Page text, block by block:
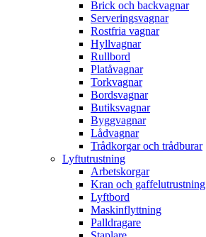
Brick och backvagnar
Serveringsvagnar
Rostfria vagnar
Hyllvagnar
Rullbord
Platåvagnar
Torkvagnar
Bordsvagnar
Butiksvagnar
Byggvagnar
Lådvagnar
Trådkorgar och trådburar
Lyftutrustning
Arbetskorgar
Kran och gaffelutrustning
Lyftbord
Maskinflyttning
Palldragare